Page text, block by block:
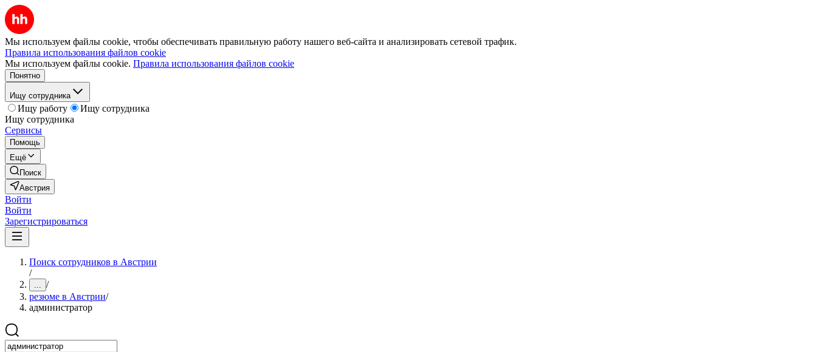
Мы используем файлы cookie, чтобы обеспечивать правильную работу нашего веб-сайта и анализировать сетевой трафик.
Правила использования файлов cookie
Мы используем файлы cookie. Правила использования файлов cookie
Понятно
Ищу сотрудника
Ищу работу
Ищу сотрудника
Ищу сотрудника
Сервисы
Помощь
Ещё
Поиск
Австрия
Войти
Войти
Зарегистрироваться
Поиск сотрудников в Австрии
/
... /
резюме в Австрии/
администратор